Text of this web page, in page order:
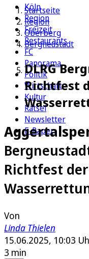
Köln
Region
Freizeit
Restaurants
FC
Panorama
Politik
Wirtschaft
Kultur
Rätsel
Newsletter
E-Paper
Startseite
Region
Oberberg
Bergneustadt
DLRG
Richtfest
Richtfest
Von
Linda Thielen
15.06.2025, 10:03
3 min